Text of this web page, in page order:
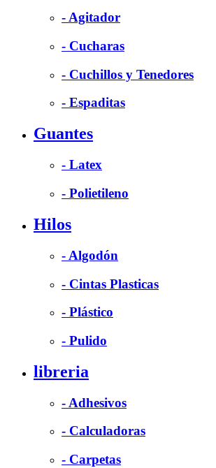
- Agitador
- Cucharas
- Cuchillos y Tenedores
- Espaditas
Guantes
- Latex
- Polietileno
Hilos
- Algodón
- Cintas Plasticas
- Plástico
- Pulido
libreria
- Adhesivos
- Calculadoras
- Carpetas